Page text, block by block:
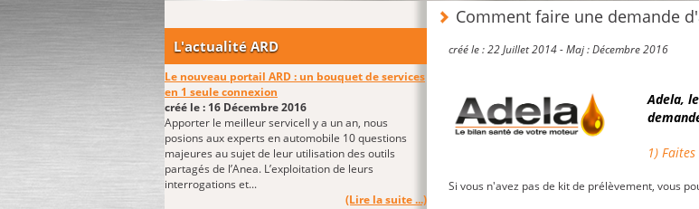
L'actualité ARD
Le nouveau portail ARD : un bouquet de services
en 1 seule connexion
créé le : 16 Décembre 2016
Apporter le meilleur serviceIl y a un an, nous
posions aux experts en automobile 10 questions
majeures au sujet de leur utilisation des outils
partagés de l’Anea. L’exploitation de leurs
interrogations et...
(Lire la suite ...)
Comment faire une demande
créé le : 22 Juillet 2014 -Maj : Décembre 2016
Adela,
1)
Si vous n'avez pas de kit de prélèvement, vous